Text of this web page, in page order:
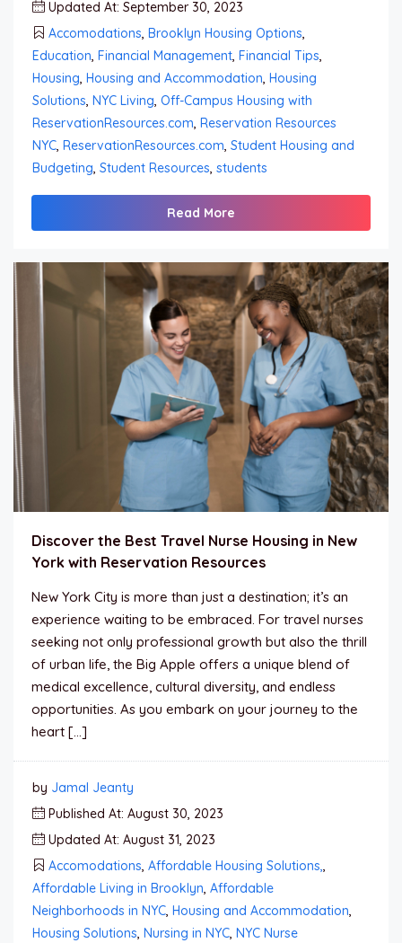
Updated At: September 30, 2023
Accomodations, Brooklyn Housing Options,
Education, Financial Management, Financial Tips,
Housing, Housing and Accommodation, Housing
Solutions, NYC Living, Off-Campus Housing with
ReservationResources.com, Reservation Resources
NYC, ReservationResources.com, Student Housing and
Budgeting, Student Resources, students
Read More
Discover the Best Travel Nurse Housing in New
York with Reservation Resources
New York City is more than just a destination; it’s an
experience waiting to be embraced. For travel nurses
seeking not only professional growth but also the thrill
of urban life, the Big Apple offers a unique blend of
medical excellence, cultural diversity, and endless
opportunities. As you embark on your journey to the
heart […]
by Jamal Jeanty
Published At: August 30, 2023
Updated At: August 31, 2023
Accomodations, Affordable Housing Solutions,,
Affordable Living in Brooklyn, Affordable
Neighborhoods in NYC, Housing and Accommodation,
Housing Solutions, Nursing in NYC, NYC Nurse